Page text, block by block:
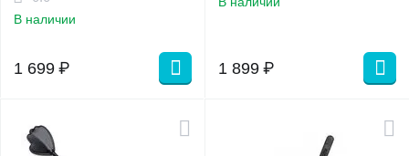
В наличии
1 699 ₽ 1 899 ₽